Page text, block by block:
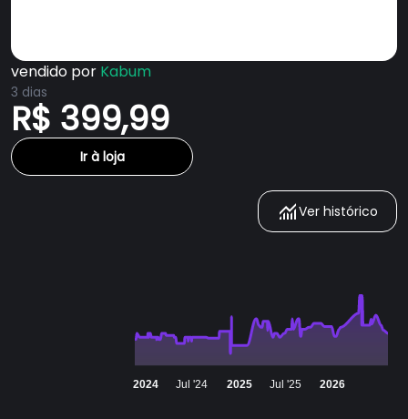
vendido por Kabum
3 dias
R$ 399,99
Ir à loja
Ver histórico
2024 Jul '24 2025 Jul '25 2026